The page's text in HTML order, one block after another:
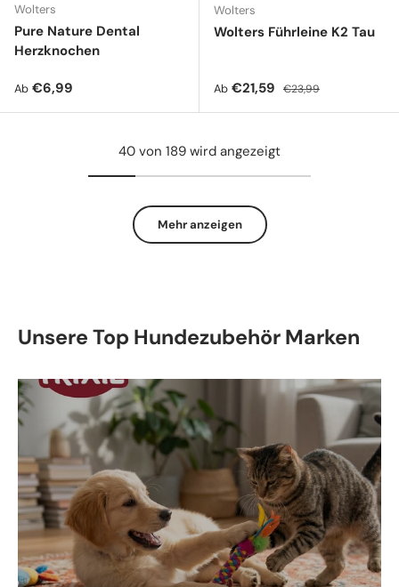
Wolters
Pure Nature Dental
Herzknochen
Normaler Preis
Ab €6,99
Wolters
Wolters Führleine K2 Tau
Verkaufspreis
Ab €21,59 Normaler Preis
€23,99
40 von 189 wird angezeigt
Mehr anzeigen
Unsere Top Hundezubehör Marken